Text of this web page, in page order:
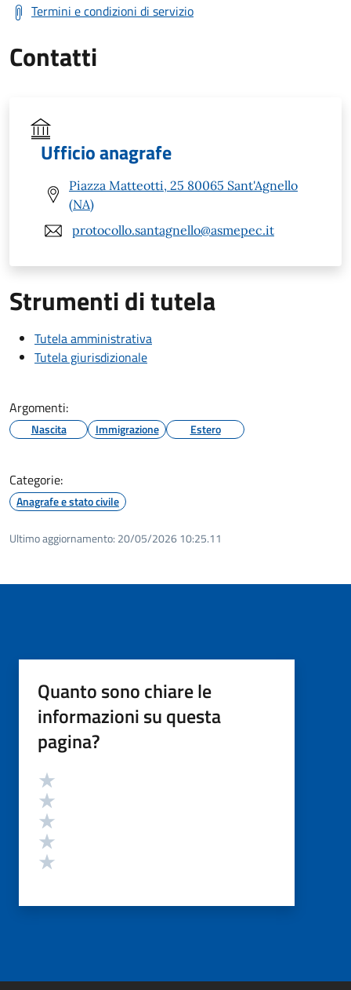
Termini e condizioni di servizio
Contatti
Ufficio anagrafe
Piazza Matteotti, 25 80065 Sant'Agnello
(NA)
protocollo.santagnello@asmepec.it
Strumenti di tutela
Tutela amministrativa
Tutela giurisdizionale
Argomenti:
Nascita Immigrazione Estero
Categorie:
Anagrafe e stato civile
Ultimo aggiornamento: 20/05/2026 10:25.11
Quanto sono chiare le
informazioni su questa
pagina?
Valutazione